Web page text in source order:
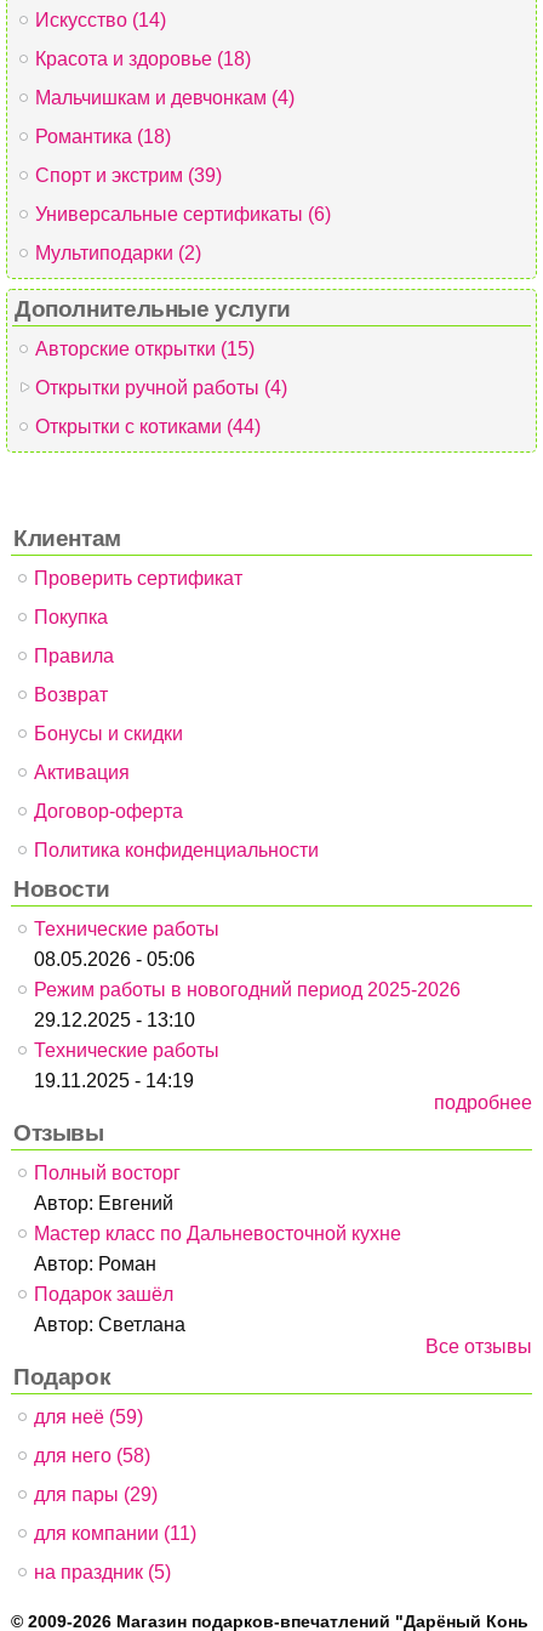
Искусство (14)
Красота и здоровье (18)
Мальчишкам и девчонкам (4)
Романтика (18)
Спорт и экстрим (39)
Универсальные сертификаты (6)
Мультиподарки (2)
Дополнительные услуги
Авторские открытки (15)
Открытки ручной работы (4)
Открытки с котиками (44)
Клиентам
Проверить сертификат
Покупка
Правила
Возврат
Бонусы и скидки
Активация
Договор-оферта
Политика конфиденциальности
Новости
Технические работы
08.05.2026 - 05:06
Режим работы в новогодний период 2025-2026
29.12.2025 - 13:10
Технические работы
19.11.2025 - 14:19
подробнее
Отзывы
Полный восторг
Автор: Евгений
Мастер класс по Дальневосточной кухне
Автор: Роман
Подарок зашёл
Автор:Светлана
Все отзывы
Подарок
для неё (59)
для него (58)
для пары (29)
для компании (11)
на праздник (5)
© 2009-2026 Магазин подарков-впечатлений "Дарёный Конь